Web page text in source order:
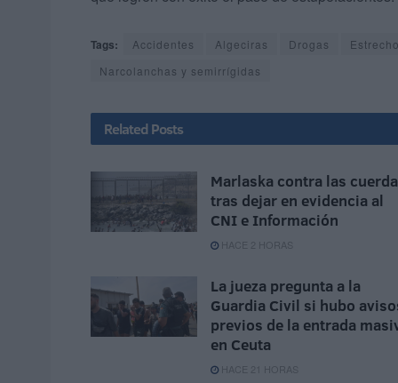
Tags: Accidentes Algeciras Drogas
Narcolanchas y semirrígidas
Related Posts
Marlaska contra las
tras dejar en evidencia al
CNI e Información
HACE 2 HORAS
La jueza pregunta a la
Guardia Civil si hubo
previos de la entrada
en Ceuta
HACE 21 HORAS